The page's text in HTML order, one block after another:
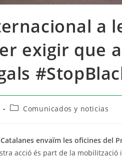
a
exigir que
Comunicados y noticias
envaïm les oficines del
acció és part de la